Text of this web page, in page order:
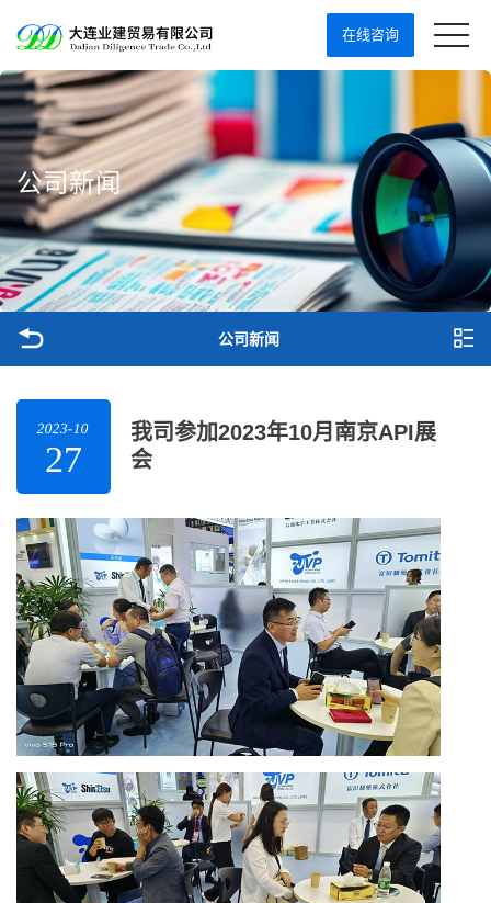
在线咨询
公司新闻
公司新闻
2023-10
27
我司参加2023年10月南京API展
会